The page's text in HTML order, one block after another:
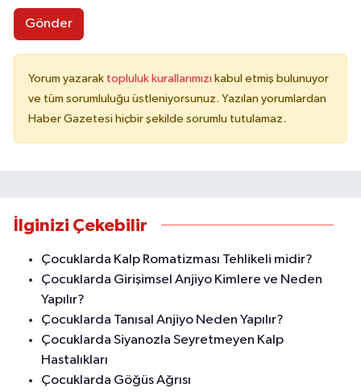
Gönder
Yorum yazarak topluluk kurallarımızı kabul etmiş bulunuyor
ve tüm sorumluluğu üstleniyorsunuz. Yazılan yorumlardan
Haber Gazetesi hiçbir şekilde sorumlu tutulamaz.
İlginizi Çekebilir
Çocuklarda Kalp Romatizması Tehlikeli midir?
Çocuklarda Girişimsel Anjiyo Kimlere ve Neden
Yapılır?
Çocuklarda Tanısal Anjiyo Neden Yapılır?
Çocuklarda Siyanozla Seyretmeyen Kalp
Hastalıkları
Çocuklarda Göğüs Ağrısı